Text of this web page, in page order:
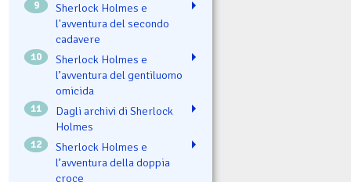
9
Sherlock Holmes e
l'avventura del secondo
cadavere
10
Sherlock Holmes e
l’avventura del gentiluomo
omicida
11
Dagli archivi di Sherlock
Holmes
12
Sherlock Holmes e
l’avventura della doppia
croce